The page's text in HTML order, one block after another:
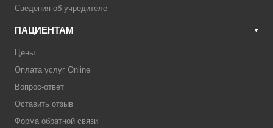
Сведения об учредителе
ПАЦИЕНТАМ
Цены
Оплата услуг Online
Вопрос-ответ
Оставить отзыв
Форма обратной связи